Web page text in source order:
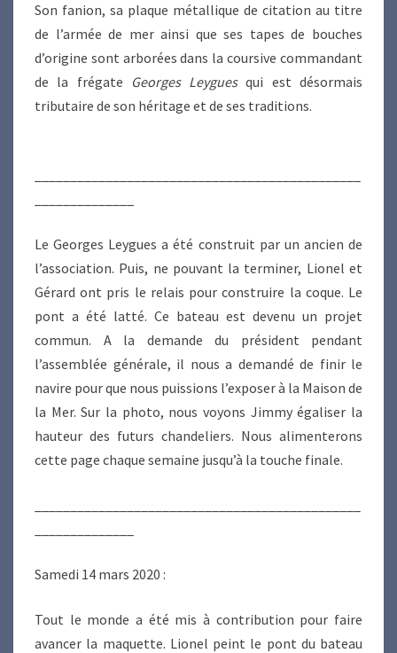
Son fanion, sa plaque métallique de citation au titre
de l’armée de mer ainsi que ses tapes de bouches
d’origine sont arborées dans la coursive commandant
de la frégate Georges Leyguesqui est désormais
tributaire de son héritage et de ses traditions.
Le Georges Leygues a été construit par un ancien de
l’association. Puis, ne pouvant la terminer, Lionel et
Gérard ont pris le relais pour construire la coque. Le
pont a été latté. Ce bateau est devenu un projet
commun. A la demande du président pendant
l’assemblée générale, il nous a demandé de finir le
navire pour que nous puissions l’exposer à la Maison de
la Mer. Sur la photo, nous voyons Jimmy égaliser la
hauteur des futurs chandeliers. Nous alimenterons
cette page chaque semaine jusqu’à la touche finale.
Samedi 14 mars 2020 :
Tout le monde a été mis à contribution pour faire
avancer la maquette. Lionel peint le pont du bateau